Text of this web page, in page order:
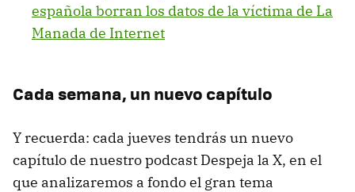
española borran los datos de la víctima de La
Manada de Internet
Cada semana, un nuevo capítulo
Y recuerda: cada jueves tendrás un nuevo
capítulo de nuestro podcast Despeja la X, en el
que analizaremos a fondo el gran tema